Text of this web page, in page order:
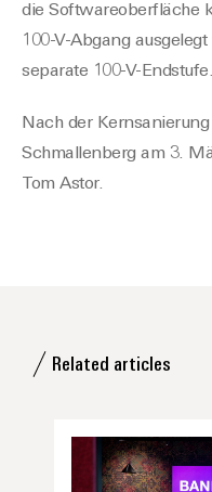
die Softwareoberfläche
100-V-Abgang
separate 100-V-Endstufe.
Nach der
Schmallenberg am 3.
Tom Astor.
Related articles